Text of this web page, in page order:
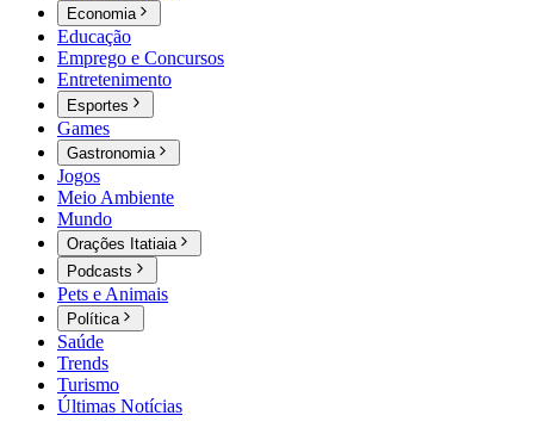
Economia
Educação
Emprego e Concursos
Entretenimento
Esportes
Games
Gastronomia
Jogos
Meio Ambiente
Mundo
Orações Itatiaia
Podcasts
Pets e Animais
Política
Saúde
Trends
Turismo
Últimas Notícias